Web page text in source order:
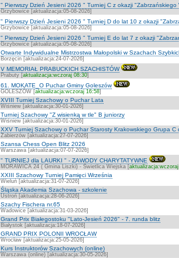
" Pierwszy Dzień Jesieni 2026 " Turniej C z okazji "Zabrzańskiego
Grzybowice [aktualizacja:05-08-2026]
" Pierwszy Dzień Jesieni 2026 " Turniej D do lat 10 z okazji
Grzybowice [aktualizacja:05-08-2026]
" Pierwszy Dzień Jesieni 2026 " Turniej E do lat 7 z okazji
Grzybowice [aktualizacja:05-08-2026]
Otwarte Indywidualne Mistrzostwa Małopolski w Szachach
Borzęcin [aktualizacja:24-07-2026]
V MEMORIAŁ PRABUCKICH SZACHISTÓW
Prabuty [aktualizacja:wczoraj 08:30]
61. MOKATE_O Puchar Gminy Goleszów
GOLESZÓW [aktualizacja:wczoraj 16:58]
XVIII Turniej Szachowy o Puchar Lata
Wiśniew [aktualizacja:30-01-2026]
Turniej Szachowy "Z wisienką w tle" B juniorzy
Wiśniew [aktualizacja:30-01-2026]
XXV Turniej Szachowy o Puchar Starosty Krakowskiego Grupa C
Zabierzów [aktualizacja:27-07-2026]
Szansa Chess Open Blitz 2026
Warszawa [aktualizacja:07-07-2026]
" TURNIEJ dla LAURKI " - ZAWODY CHARYTATYWNE
MORAWICA 24 ( Gmina Liszki) - Świetlica Wiejska [
XXIII Szachowy Turniej Pamięci Września
Wieluń [aktualizacja:31-07-2026]
Śląska Akademia Szachowa - szkolenie
Ustroń [aktualizacja:28-06-2026]
Szachy Fischera nr.65
Wadowice [aktualizacja:31-03-2026]
Grand Prix Białegostoku "Lato-Jesień 2026" - 7. runda blitz
Białystok [aktualizacja:18-07-2026]
GRAND PRIX POLONII WROCŁAW
Wrocław [aktualizacja:25-05-2026]
Kurs Instruktorów Szachowych (online)
Warszawa (online) [aktualizacja:30-05-2026]